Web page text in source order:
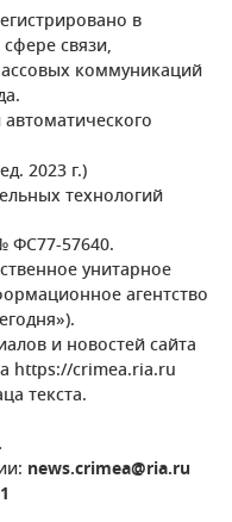
в
связи,
коммуникаций
2023 г.)
технологий
ФС77-57640.
унитарное
агентство
и новостей сайта
https://crimea.ria.ru
текста.
news.crimea@ria.ru